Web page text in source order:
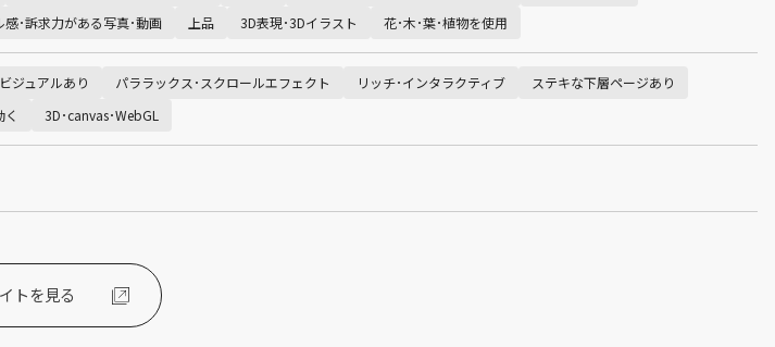
感･訴求力がある写真･動画 上品 3D表現･3Dイラスト 花･木･葉･植物を使用
ジュアルあり パララックス･スクロールエフェクト リッチ･インタラクティブ
ステキな下層ページあり
3D･canvas･WebGL
トを見る